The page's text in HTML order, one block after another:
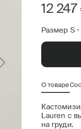
12 247
Размер S •
О товаре
Lauren с
на груди.